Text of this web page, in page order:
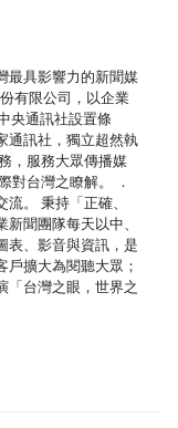
最具影響力的新聞媒
有限公司，以企業
央通訊社設置條
通訊社，獨立超然執
，服務大眾傳播媒
對台灣之瞭解。 ．
。 秉持「正確、
聞團隊每天以中、
表、影音與資訊，是
擴大為閱聽大眾；
「台灣之眼，世界之